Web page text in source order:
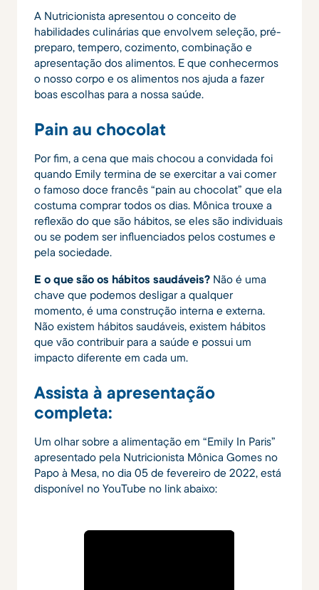
A Nutricionista apresentou o conceito de
habilidades culinárias que envolvem seleção, pré-
preparo, tempero, cozimento, combinação e
apresentação dos alimentos. E que conhecermos
o nosso corpo e os alimentos nos ajuda a fazer
boas escolhas para a nossa saúde.
Pain au chocolat
Por fim, a cena que mais chocou a convidada foi
quando Emily termina de se exercitar a vai comer
o famoso doce francês “pain au chocolat” que ela
costuma comprar todos os dias. Mônica trouxe a
reflexão do que são hábitos, se eles são individuais
ou se podem ser influenciados pelos costumes e
pela sociedade.
E o que são os hábitos saudáveis? Não é uma
chave que podemos desligar a qualquer
momento, é uma construção interna e externa.
Não existem hábitos saudáveis, existem hábitos
que vão contribuir para a saúde e possui um
impacto diferente em cada um.
Assista à apresentação
completa:
Um olhar sobre a alimentação em “Emily In Paris”
apresentado pela Nutricionista Mônica Gomes no
Papo à Mesa, no dia 05 de fevereiro de 2022, está
disponível no YouTube no link abaixo: